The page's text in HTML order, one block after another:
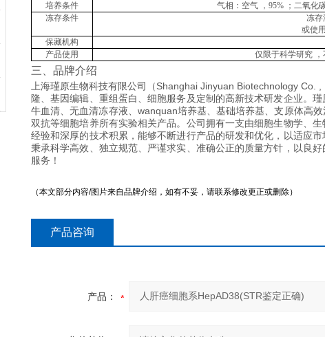
培养条件
气相：空气 ， 95% ；二氧化
冻存条件
冻存
或使
保藏机构
产品使用
仅限于科学研究 ，
三、品牌介绍
上海瑾原生物科技有限公司（Shanghai Jinyuan Biotechnology
隆、基因编辑、重组蛋白、细胞服务及定制的高新技术研发企业。
牛血清、无血清冻存液、wanquan培养基、基础培养基、支原体高
双抗等细胞培养所有实验相关产品。公司拥有一支由细胞生物学、
经验和深厚的技术积累，能够不断进行产品的研发和优化，以适应
秉承科学高效、独立规范、严谨求实、准确公正的质量方针，以良
服务！
（本文部分内容/图片来自品牌介绍，如有不妥，请联系修改更正或删除）
产品咨询
产品：